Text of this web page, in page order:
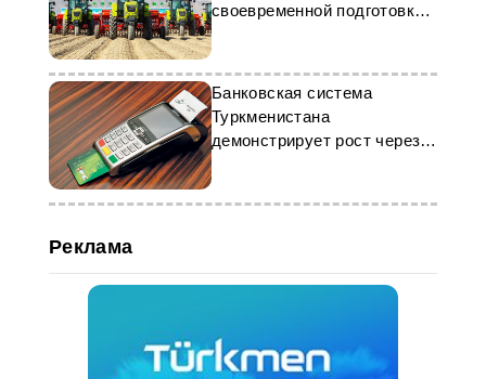
своевременной подготовки к
весеннему посеву
Банковская система
Туркменистана
демонстрирует рост через
цифровизацию
Реклама